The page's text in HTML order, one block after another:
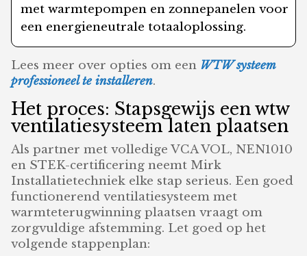
met warmtepompen en zonnepanelen voor
een energieneutrale totaaloplossing.
Lees meer over opties om een WTW systeem
professioneel te installeren.
Het proces: Stapsgewijs een wtw
ventilatiesysteem laten plaatsen
Als partner met volledige VCA VOL, NEN1010
en STEK-certificering neemt Mirk
Installatietechniek elke stap serieus. Een goed
functionerend ventilatiesysteem met
warmteterugwinning plaatsen vraagt om
zorgvuldige afstemming. Let goed op het
volgende stappenplan: